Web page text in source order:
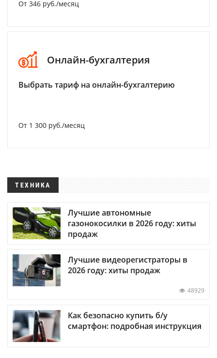
От 346 руб./месяц
Онлайн-бухгалтерия
Выбрать тариф на онлайн-бухгалтерию
От 1 300 руб./месяц
ТЕХНИКА
Лучшие автономные
газонокосилки в 2026 году: хиты
продаж
Лучшие видеорегистраторы в
2026 году: хиты продаж
48929
Как безопасно купить б/у
смартфон: подробная инструкция